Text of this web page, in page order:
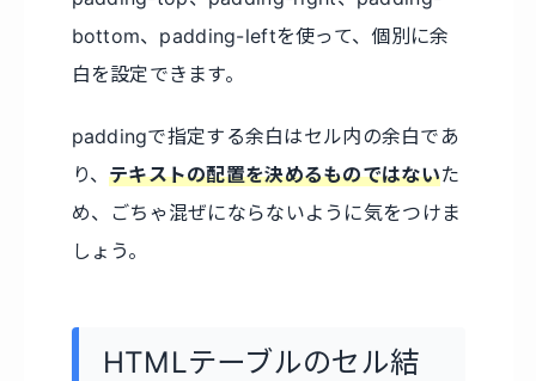
bottom、padding-leftを使って、個別に余
白を設定できます。
paddingで指定する余白はセル内の余白であ
り、テキストの配置を決めるものではないた
め、ごちゃ混ぜにならないように気をつけま
しょう。
HTMLテーブルのセル結